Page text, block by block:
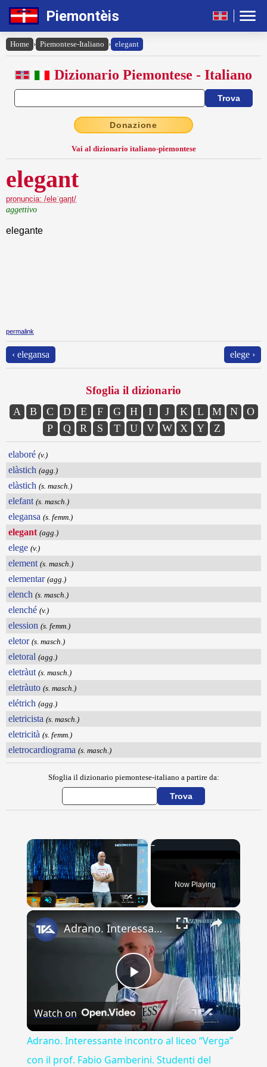
Piemontèis
Home › Piemontese-Italiano › elegant
Dizionario Piemontese - Italiano
Donazione
Vai al dizionario italiano-piemontese
elegant
pronuncia: /eleˈgaŋt/
aggettivo
elegante
permalink
‹ elegansa elege ›
Sfoglia il dizionario
A B C D E F G H I J K L M N
O
P
Q R S T U V W X Y Z
elaboré (v.)
elàstich (agg.)
elàstich (s. masch.)
elefant (s. masch.)
elegansa (s. femm.)
elegant (agg.)
elege (v.)
element (s. masch.)
elementar (agg.)
elench (s. masch.)
elenché (v.)
elession (s. femm.)
eletor (s. masch.)
eletoral (agg.)
eletràut (s. masch.)
eletràuto (s. masch.)
elétrich (agg.)
eletricista (s. masch.)
eletricità (s. femm.)
eletrocardiograma (s. masch.)
Sfoglia il dizionario piemontese-italiano a partire da:
×
Now Playing
×
Play
Video
Adrano. Interessante incontro al liceo “Verga” con il prof. Fabio Gamberini. Studenti del Linguistic
Watch on
Adrano. Interessante incontro al liceo “Verga”
con il prof. Fabio Gamberini. Studenti del